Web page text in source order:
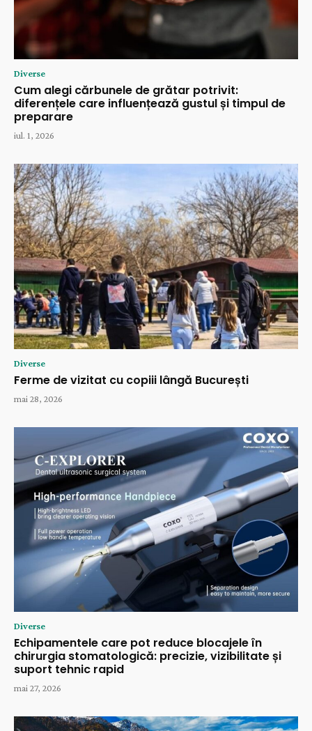
Diverse
Cum alegi cărbunele de grătar potrivit:
diferențele care influențează gustul și timpul de
preparare
iul. 1, 2026
Diverse
Ferme de vizitat cu copiii lângă București
mai 28, 2026
Diverse
Echipamentele care pot reduce blocajele în
chirurgia stomatologică: precizie, vizibilitate și
suport tehnic rapid
mai 27, 2026